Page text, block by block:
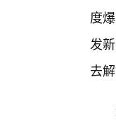
度
发
去